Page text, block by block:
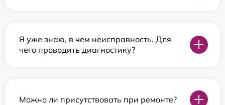
Я уже знаю, в чем неисправность. Для
чего проводить диагностику?
Можно ли присутствовать при ремонте?